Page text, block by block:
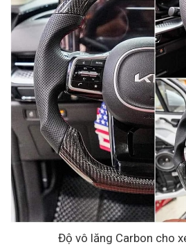
Độ vô lăng Carbon cho